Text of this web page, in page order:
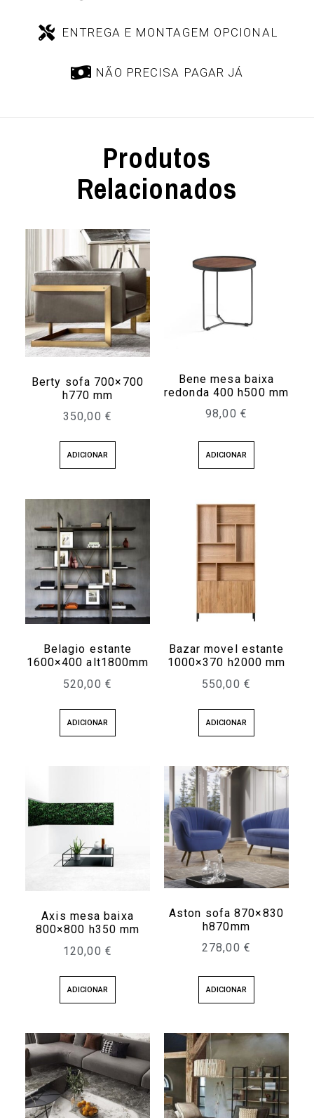
ENTREGA E MONTAGEM OPCIONAL
NÃO PRECISA PAGAR JÁ
Produtos
Relacionados
Berty sofa 700×700
h770 mm
350,00 €
ADICIONAR
Bene mesa baixa
redonda 400 h500 mm
98,00 €
ADICIONAR
Belagio estante
1600×400 alt1800mm
520,00 €
ADICIONAR
Bazar movel estante
1000×370 h2000 mm
550,00 €
ADICIONAR
Axis mesa baixa
800×800 h350 mm
120,00 €
ADICIONAR
Aston sofa 870×830
h870mm
278,00 €
ADICIONAR